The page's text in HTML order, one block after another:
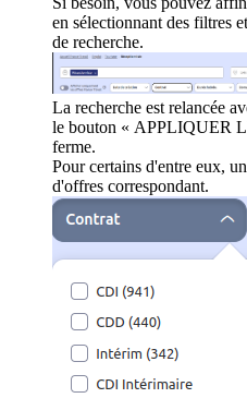
en sélectionnant des filtres
de recherche.
La recherche est relancée
le bouton « APPLIQUER
ferme.
Pour certains d'entre eux,
d'offres correspondant.